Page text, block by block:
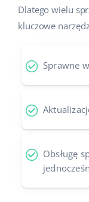
Dlatego wielu
kluczowe
Sprawne
Obsługę